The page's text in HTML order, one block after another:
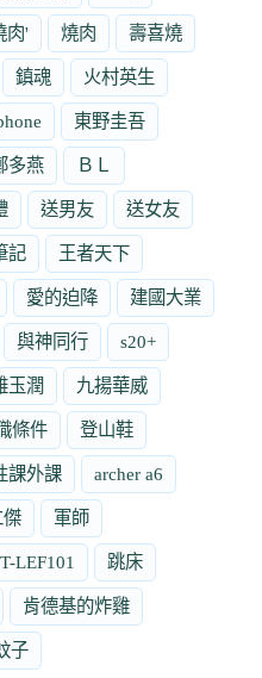
肉' 燒肉 壽喜燒
鎮魂 火村英生
東野圭吾
多燕 ＢＬ
送男友 送女友
記 王者天下
愛的迫降 建國大業
與神同行 s20+
玉潤 九揚華威
條件 登山鞋
課外課 archer a6
傑 軍師
LEF101 跳床
肯德基的炸雞
子